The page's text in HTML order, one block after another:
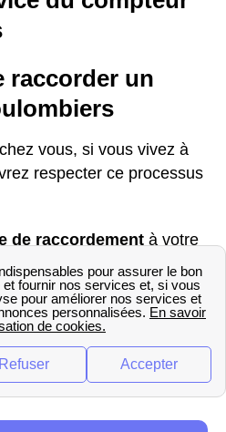
raccorder un
vous, si vous vivez à
respecter ce processus
de raccordement à votre
sur internet
avec un technicien :
sur la voie publique et
dans le bâtiment à